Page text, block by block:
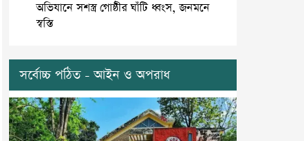
অভিযানে সশস্ত্র গোষ্ঠীর ঘাঁটি ধ্বংস, জনমনে
স্বস্তি
সর্বোচ্চ পঠিত - আইন ও অপরাধ